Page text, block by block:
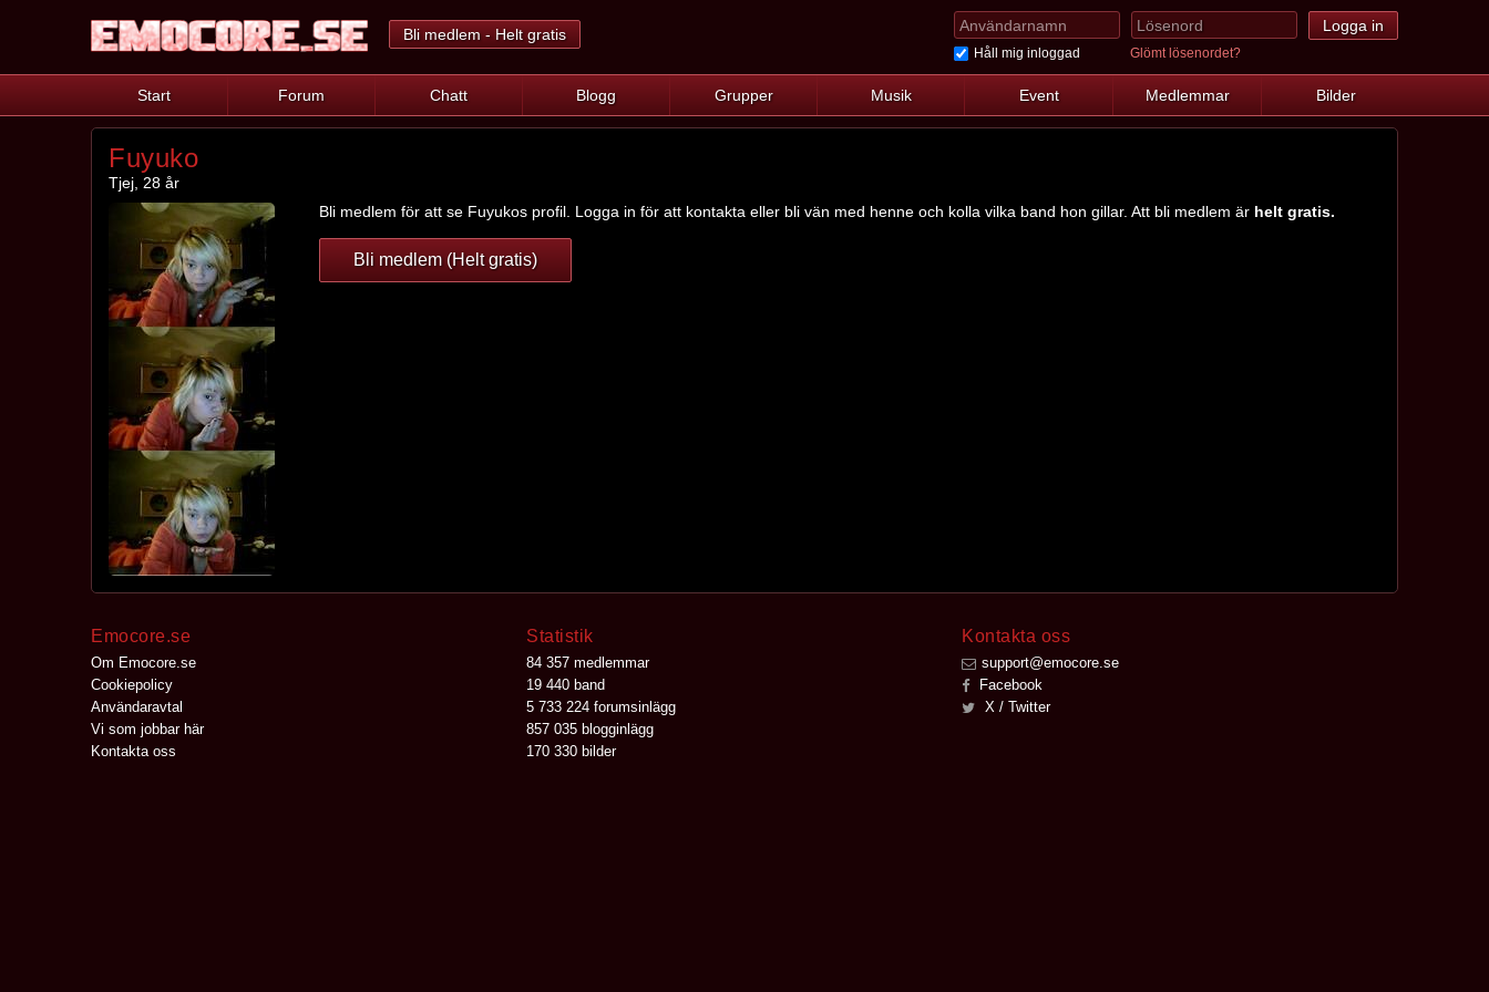
Bli medlem - Helt gratis
Håll mig inloggad Glömt lösenordet?
Start Forum Chatt Blogg Grupper Musik Event Medlemmar Bilder
Fuyuko
Tjej, 28 år
Bli medlem för att se Fuyukos profil. Logga in för att kontakta eller bli vän med henne och kolla vilka band hon gillar. Att bli medlem är helt gratis.
Bli medlem (Helt gratis)
Emocore.se
Om Emocore.se
Cookiepolicy
Användaravtal
Vi som jobbar här
Kontakta oss
Statistik
84 357 medlemmar
19 440 band
5 733 224 forumsinlägg
857 035 blogginlägg
170 330 bilder
Kontakta oss
support@emocore.se
Facebook
X / Twitter